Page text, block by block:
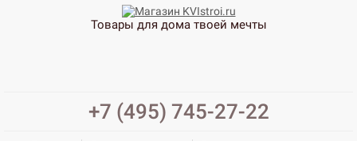
Товары для дома твоей мечты
+7 (495) 745-27-22